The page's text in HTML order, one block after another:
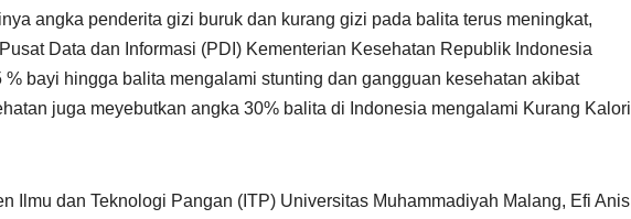
angka penderita gizi buruk dan kurang gizi pada balita terus meningkat,
Data dan Informasi (PDI) Kementerian Kesehatan Republik Indonesia
bayi hingga balita mengalami stunting dan gangguan kesehatan akibat
juga meyebutkan angka 30% balita di Indonesia mengalami Kurang Kalori
Ilmu dan Teknologi Pangan (ITP) Universitas Muhammadiyah Malang, Efi Anis